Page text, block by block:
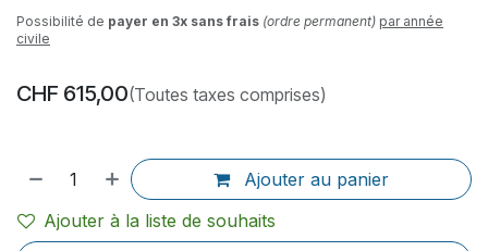
Possibilité de payer en 3x sans frais (ordre permanent) par année
civile
CHF 615,00(Toutes taxes comprises)
Ajouter au panier
Ajouter à la liste de souhaits